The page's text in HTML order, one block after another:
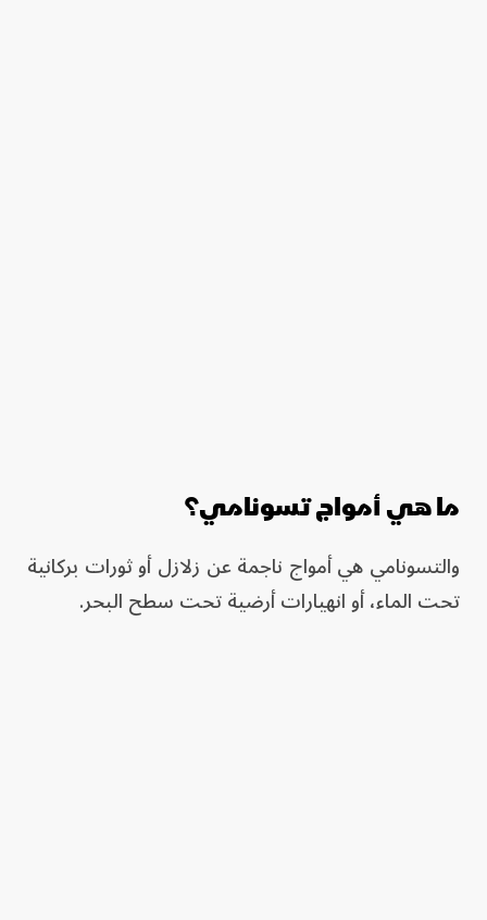
ما هي أمواج تسونامي؟
والتسونامي هي أمواج ناجمة عن زلازل أو ثورات بركانية
تحت الماء، أو انهيارات أرضية تحت سطح البحر.